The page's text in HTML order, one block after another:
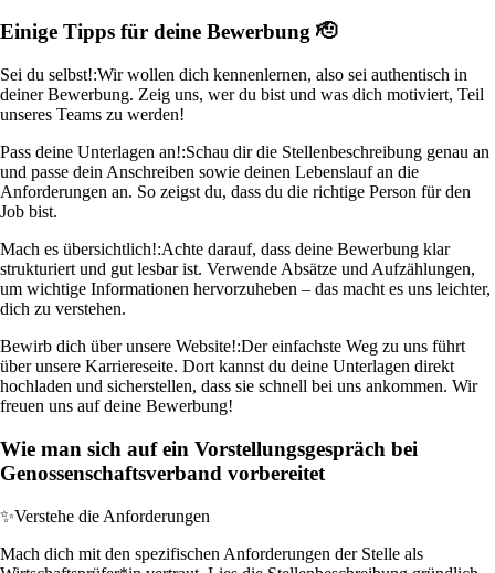
Einige Tipps für deine Bewerbung 🫡
Sei du selbst!:Wir wollen dich kennenlernen, also sei authentisch in
deiner Bewerbung. Zeig uns, wer du bist und was dich motiviert, Teil
unseres Teams zu werden!
Pass deine Unterlagen an!:Schau dir die Stellenbeschreibung genau an
und passe dein Anschreiben sowie deinen Lebenslauf an die
Anforderungen an. So zeigst du, dass du die richtige Person für den
Job bist.
Mach es übersichtlich!:Achte darauf, dass deine Bewerbung klar
strukturiert und gut lesbar ist. Verwende Absätze und Aufzählungen,
um wichtige Informationen hervorzuheben – das macht es uns leichter,
dich zu verstehen.
Bewirb dich über unsere Website!:Der einfachste Weg zu uns führt
über unsere Karriereseite. Dort kannst du deine Unterlagen direkt
hochladen und sicherstellen, dass sie schnell bei uns ankommen. Wir
freuen uns auf deine Bewerbung!
Wie man sich auf ein Vorstellungsgespräch bei
Genossenschaftsverband vorbereitet
✨Verstehe die Anforderungen
Mach dich mit den spezifischen Anforderungen der Stelle als